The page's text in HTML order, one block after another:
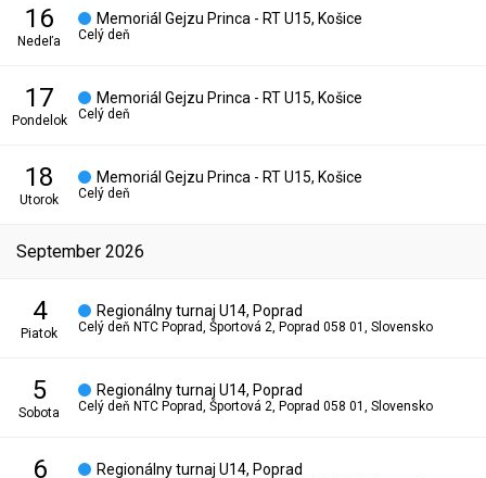
16
nedeľa
Memoriál Gejzu Princa - RT U15, Košice
Celý deň
17
pondelok
Memoriál Gejzu Princa - RT U15, Košice
Celý deň
18
utorok
Memoriál Gejzu Princa - RT U15, Košice
Celý deň
september 2026
4
piatok
Regionálny turnaj U14, Poprad
Celý deň NTC Poprad, Športová 2, Poprad 058 01, Slovensko
5
sobota
Regionálny turnaj U14, Poprad
Celý deň NTC Poprad, Športová 2, Poprad 058 01, Slovensko
6 Regionálny turnaj U14, Poprad